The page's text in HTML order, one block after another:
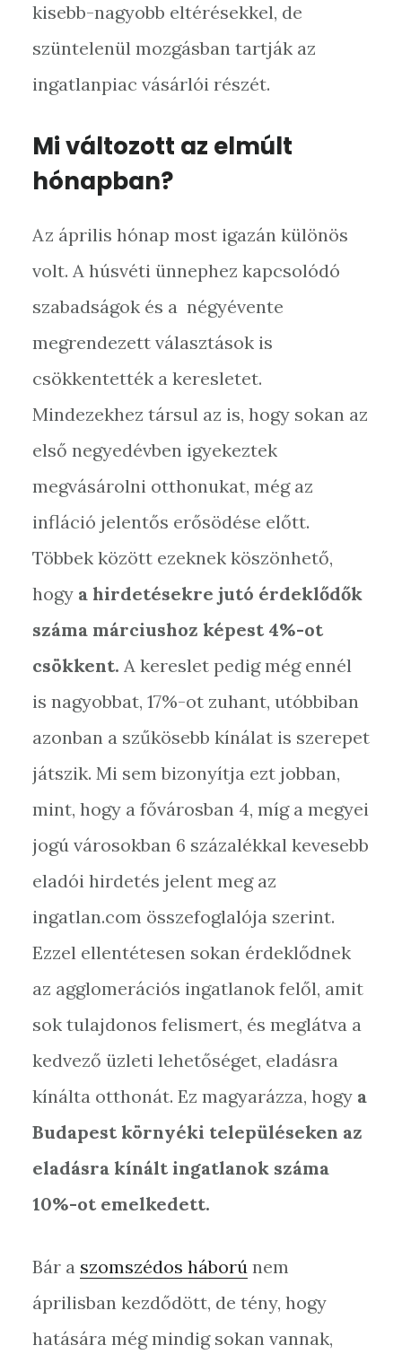
kisebb-nagyobb eltérésekkel, de
szüntelenül mozgásban tartják az
ingatlanpiac vásárlói részét.
Mi változott az elmúlt
hónapban?
Az április hónap most igazán különös
volt. A húsvéti ünnephez kapcsolódó
szabadságok és a négyévente
megrendezett választások is
csökkentették a keresletet.
Mindezekhez társul az is, hogy sokan az
első negyedévben igyekeztek
megvásárolni otthonukat, még az
infláció jelentős erősödése előtt.
Többek között ezeknek köszönhető,
hogy a hirdetésekre jutó érdeklődők
száma márciushoz képest 4%-ot
csökkent. A kereslet pedig még ennél
is nagyobbat, 17%-ot zuhant, utóbbiban
azonban a szűkösebb kínálat is szerepet
játszik. Mi sem bizonyítja ezt jobban,
mint, hogy a fővárosban 4, míg a megyei
jogú városokban 6 százalékkal kevesebb
eladói hirdetés jelent meg az
ingatlan.com összefoglalója szerint.
Ezzel ellentétesen sokan érdeklődnek
az agglomerációs ingatlanok felől, amit
sok tulajdonos felismert, és meglátva a
kedvező üzleti lehetőséget, eladásra
kínálta otthonát. Ez magyarázza, hogy a
Budapest környéki településeken az
eladásra kínált ingatlanok száma
10%-ot emelkedett.
Bár a szomszédos háborúnem
áprilisban kezdődött, de tény, hogy
hatására még mindig sokan vannak,